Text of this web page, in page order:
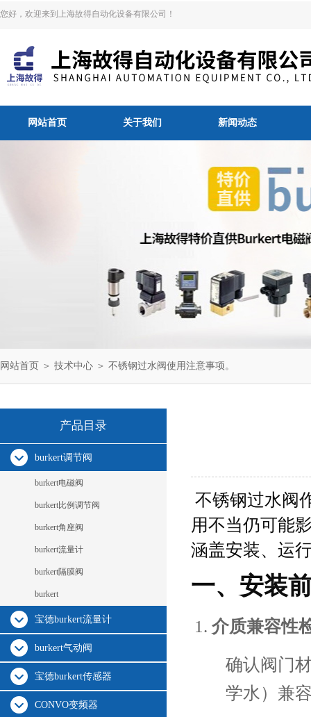
您好，欢迎来到上海故得自动化设备有限公司！
网站首页 关于我们 新闻动态
网站首页 ＞ 技术中心 ＞ 不锈钢过水阀使用注意事项。
产品目录
burkert调节阀
burkert电磁阀
burkert比例调节阀
burkert角座阀
burkert流量计
burkert隔膜阀
burkert
宝德burkert流量计
burkert气动阀
宝德burkert传感器
CONVO变频器
不锈钢过水阀
用不当仍可能
涵盖安装、运
一、安装
介质兼容性
确认阀门
学水）兼